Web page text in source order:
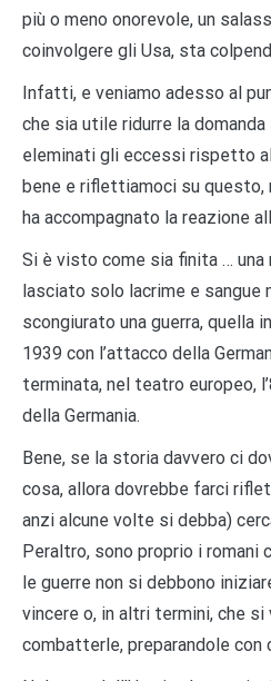
più o meno onorevole, un
coinvolgere gli Usa, sta
Infatti, e veniamo adesso al
che sia utile ridurre la domanda
eleminati gli eccessi rispetto
bene e riflettiamoci su questo,
ha accompagnato la reazione
Si è visto come sia finita … una
lasciato solo lacrime e sangue
scongiurato una guerra, quella
1939 con l’attacco della
terminata, nel teatro europeo,
della Germania.
Bene, se la storia davvero ci
cosa, allora dovrebbe farci
anzi alcune volte si debba)
Peraltro, sono proprio i romani
le guerre non si debbono
vincere o, in altri termini, che si
combatterle, preparandole con